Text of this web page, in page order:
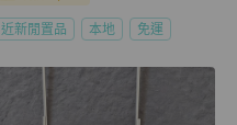
近新閒置品 本地 免運